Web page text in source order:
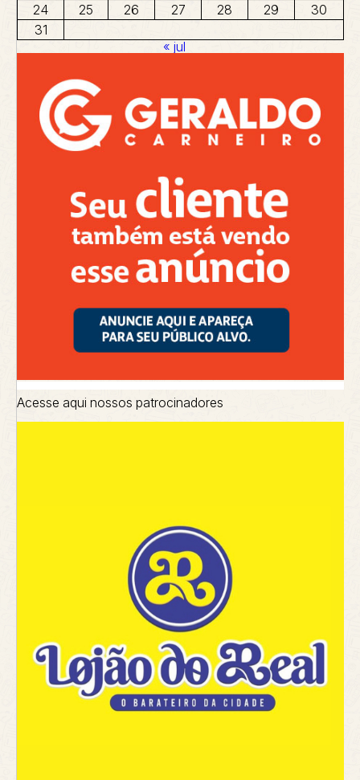
24
25 26 27 28 29
30
31
« jul
Acesse aqui nossos patrocinadores